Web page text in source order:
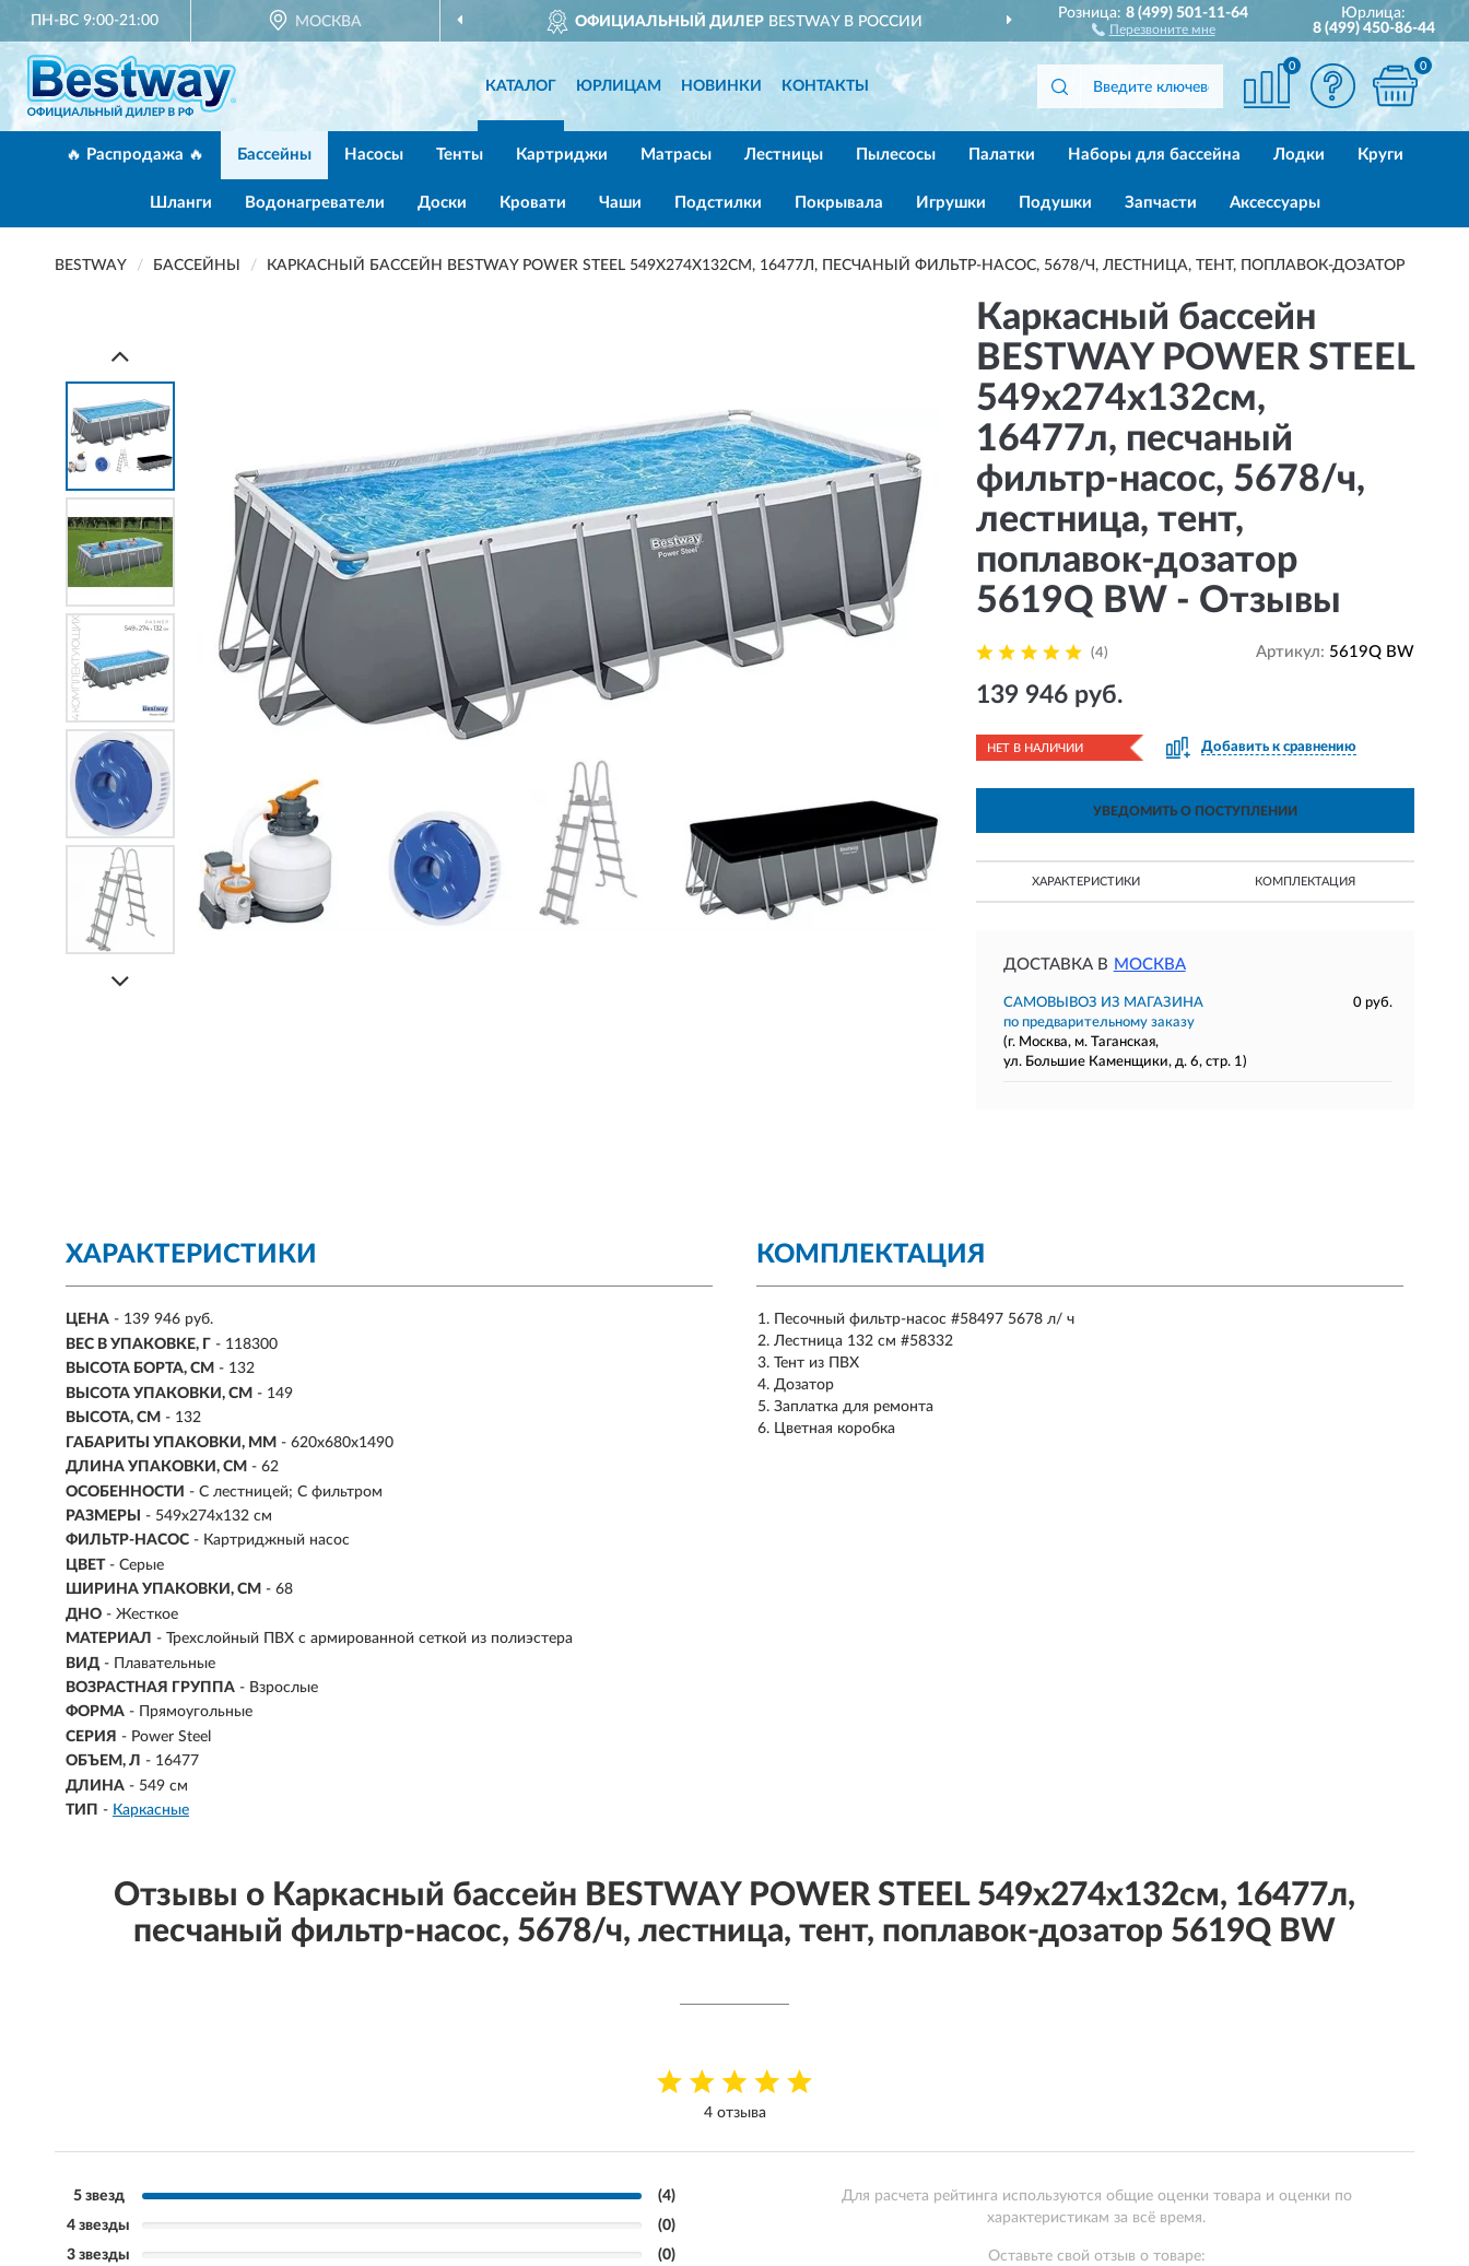
ПН-ВС 9:00-21:00 МОСКВА ОФИЦИАЛЬНЫЙ ДИЛЕРBESTWAY В РОССИИ ДОСТАВИМ ПО ВСЕЙ РОССИИ
Розница:8 (499) 501-11-64
Перезвоните мне
Юрлица:
8 (499) 450-86-44
КАТАЛОГ ЮРЛИЦАМ НОВИНКИ КОНТАКТЫ
0 0
🔥 Распродажа 🔥 Бассейны Насосы Тенты Картриджи Матрасы Лестницы Пылесосы Палатки Наборы для бассейна Лодки Круги
Шланги Водонагреватели Доски Кровати Чаши Подстилки Покрывала Игрушки Подушки Запчасти Аксессуары
BESTWAY БАССЕЙНЫ КАРКАСНЫЙ БАССЕЙН BESTWAY POWER STEEL 549Х274Х132СМ, 16477Л, ПЕСЧАНЫЙ ФИЛЬТР-НАСОС, 5678/Ч, ЛЕСТНИЦА, ТЕНТ, ПОПЛАВОК-ДОЗАТОР
Каркасный бассейн
BESTWAY POWER STEEL
549х274х132см,
16477л, песчаный
фильтр-насос, 5678/ч,
лестница, тент,
поплавок-дозатор
5619Q BW - Отзывы
(4) Артикул: 5619Q BW
139 946 руб.
НЕТ В НАЛИЧИИ Добавить к сравнению
УВЕДОМИТЬ О ПОСТУПЛЕНИИ
ХАРАКТЕРИСТИКИ КОМПЛЕКТАЦИЯ
ДОСТАВКА В МОСКВА
САМОВЫВОЗ ИЗ МАГАЗИНА
0 руб.
по предварительному заказу
(г. Москва, м. Таганская,
ул. Большие Каменщики, д. 6, стр. 1)
ХАРАКТЕРИСТИКИ
ЦЕНА - 139 946 руб.
ВЕС В УПАКОВКЕ, Г - 118300
ВЫСОТА БОРТА, СМ - 132
ВЫСОТА УПАКОВКИ, СМ - 149
ВЫСОТА, СМ - 132
ГАБАРИТЫ УПАКОВКИ, ММ - 620х680х1490
ДЛИНА УПАКОВКИ, СМ - 62
ОСОБЕННОСТИ - С лестницей; С фильтром
РАЗМЕРЫ
- 549х274х132 см
ФИЛЬТР-НАСОС - Картриджный насос
ЦВЕТ - Серые
ШИРИНА УПАКОВКИ, СМ - 68
ДНО - Жесткое
МАТЕРИАЛ - Трехслойный ПВХ с армированной сеткой из полиэстера
ВИД - Плавательные
ВОЗРАСТНАЯ ГРУППА - Взрослые
ФОРМА - Прямоугольные
СЕРИЯ - Power Steel
ОБЪЕМ, Л - 16477
ДЛИНА - 549 см
ТИП - Каркасные
КОМПЛЕКТАЦИЯ
Песочный фильтр-насос #58497 5678 л/ ч
Лестница 132 см #58332
Тент из ПВХ
Дозатор
Заплатка для ремонта
Цветная коробка
Отзывы о Каркасный бассейн BESTWAY POWER STEEL 549х274х132см, 16477л,
песчаный фильтр-насос, 5678/ч, лестница, тент, поплавок-дозатор 5619Q BW
4 отзыва
5 звезд
(4)
4 звезды
(0)
3 звезды
(0)
Для расчета рейтинга используются общие оценки товара и оценки по
характеристикам за всё время.
Оставьте свой отзыв о товаре: